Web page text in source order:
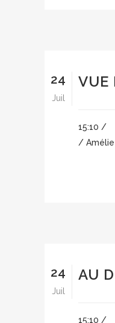
24
Juil
VUE
15:10 /
/ Amélie
24
Juil
AU
15:10 /